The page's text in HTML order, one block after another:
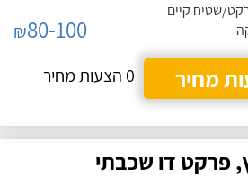
שטיח קיים
₪80-100
מחיר
0 הצעות מחיר
פרקט דו שכבתי